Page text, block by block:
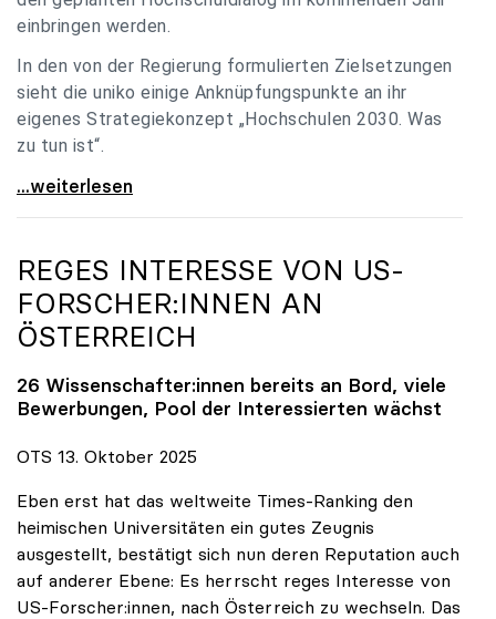
einbringen werden.
In den von der Regierung formulierten Zielsetzungen
sieht die uniko einige Anknüpfungspunkte an ihr
eigenes Strategiekonzept „Hochschulen 2030. Was
zu tun ist“.
Universitäten: Hochschulstrategie 2040 muss eine
...weiterlesen
REGES INTERESSE VON US-
FORSCHER:INNEN AN
ÖSTERREICH
26 Wissenschafter:innen bereits an Bord, viele
Bewerbungen, Pool der Interessierten wächst
OTS 13. Oktober 2025
Eben erst hat das weltweite Times-Ranking den
heimischen Universitäten ein gutes Zeugnis
ausgestellt, bestätigt sich nun deren Reputation auch
auf anderer Ebene: Es herrscht reges Interesse von
US-Forscher:innen, nach Österreich zu wechseln. Das